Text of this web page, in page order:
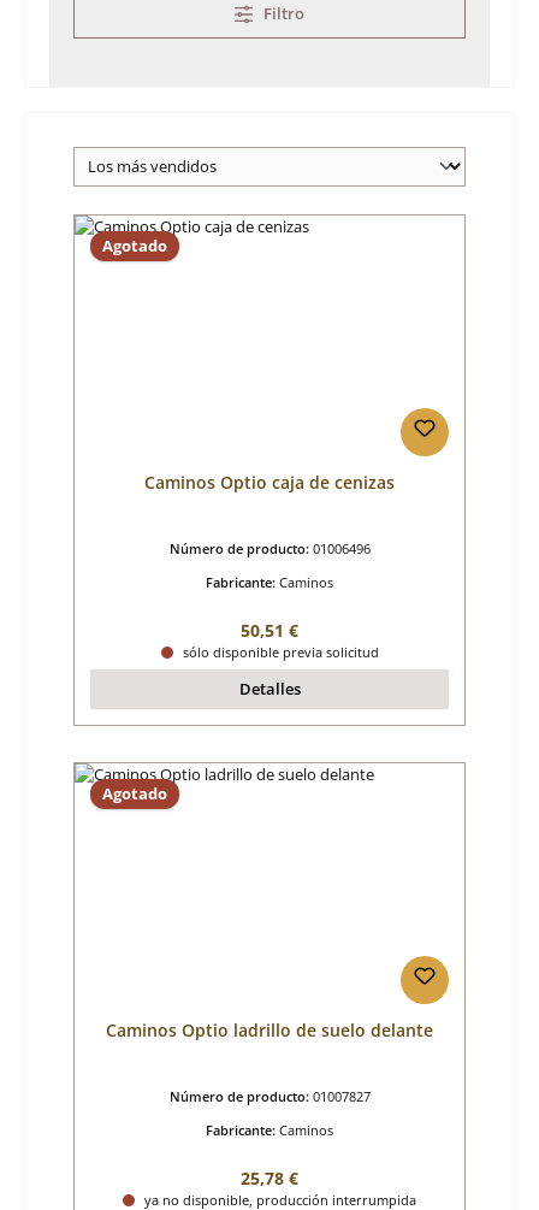
Filtro
Agotado
Caminos Optio caja de cenizas
Número de producto: 01006496
Fabricante: Caminos
Precio normal:
50,51 €
sólo disponible previa solicitud
Detalles
Agotado
Caminos Optio ladrillo de suelo delante
Número de producto: 01007827
Fabricante: Caminos
Precio normal:
25,78 €
ya no disponible, producción interrumpida